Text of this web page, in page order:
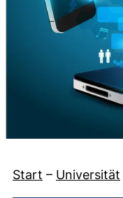
Start – Universität